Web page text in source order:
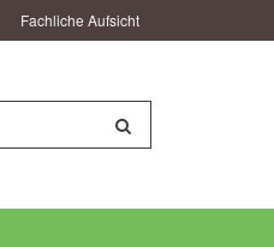
Fachliche Aufsicht